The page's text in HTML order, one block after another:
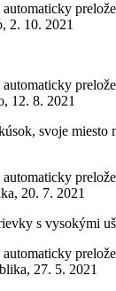
, 2. 10. 2021
, 12. 8. 2021
svoje miesto
, 20. 7. 2021
s vysokými
, 27. 5. 2021